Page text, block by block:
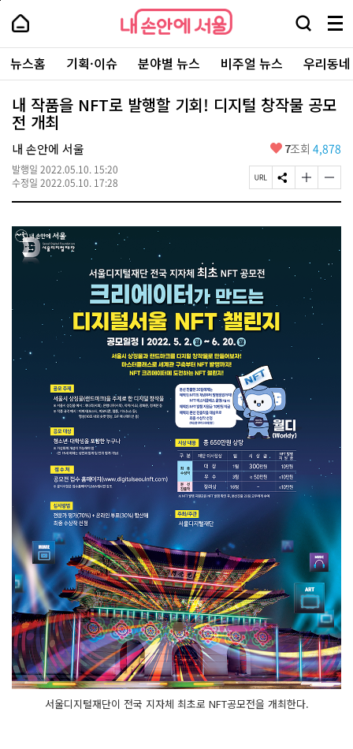
본
로
가
내
손
안
에
서
울
-
서
울
시
대
표
소
통
포
내
손
에
울
검
창
열
기
메
뉴
전
체
보
기
주
요
서
뉴스홈 기획·이슈 분야별 뉴스 비주얼 뉴스 우리동
내 작품을 NFT로 발행할 기회! 디지털 창작물 공모
전 개최
내 손안에 서울
발행일 2022.05.10. 15:20
수정일 2022.05.10. 17:28
좋
요
7조회 4,878
페
이
U
복
사
S
N
공
기
글
자
기
변
하
기
글
자
기
게
변
경
서울디지털재단이 전국 지자체 최초로 NFT공모전을 개최한다.
페
상
단
로